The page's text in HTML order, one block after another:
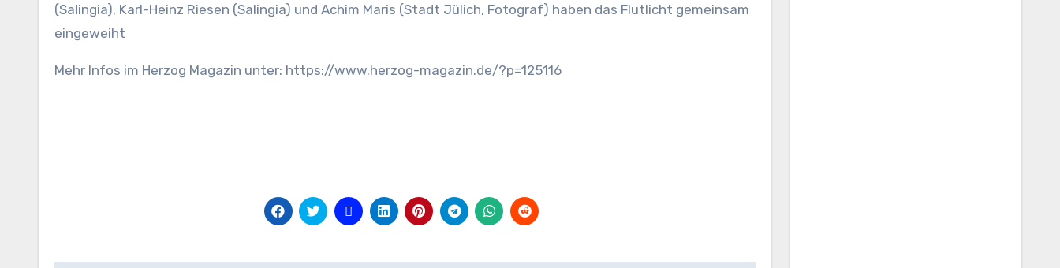
(Salingia), Karl-Heinz Riesen (Salingia) und Achim Maris (Stadt Jülich, Fotograf) haben das Flutlicht gemeinsam
eingeweiht
Mehr Infos im Herzog Magazin unter: https://www.herzog-magazin.de/?p=125116